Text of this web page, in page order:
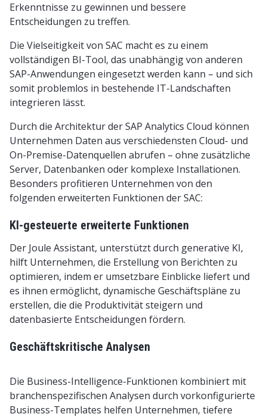
Erkenntnisse zu gewinnen und bessere
Entscheidungen zu treffen.
Die Vielseitigkeit von SAC macht es zu einem
vollständigen BI-Tool, das unabhängig von anderen
SAP-Anwendungen eingesetzt werden kann – und sich
somit problemlos in bestehende IT-Landschaften
integrieren lässt.
Durch die Architektur der SAP Analytics Cloud können
Unternehmen Daten aus verschiedensten Cloud- und
On-Premise-Datenquellen abrufen – ohne zusätzliche
Server, Datenbanken oder komplexe Installationen.
Besonders profitieren Unternehmen von den
folgenden erweiterten Funktionen der SAC:
KI-gesteuerte erweiterte Funktionen
Der Joule Assistant, unterstützt durch generative KI,
hilft Unternehmen, die Erstellung von Berichten zu
optimieren, indem er umsetzbare Einblicke liefert und
es ihnen ermöglicht, dynamische Geschäftspläne zu
erstellen, die die Produktivität steigern und
datenbasierte Entscheidungen fördern.
Geschäftskritische Analysen
Die Business-Intelligence-Funktionen kombiniert mit
branchenspezifischen Analysen durch vorkonfigurierte
Business-Templates helfen Unternehmen, tiefere